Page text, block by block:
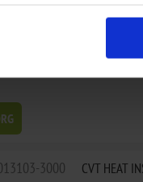
CVT CASE
3000
CVT HEAT